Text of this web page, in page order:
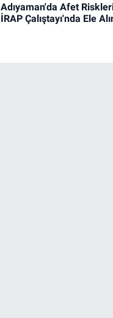
Adıyaman'da Afet
İRAP Çalıştayı'nda Ele